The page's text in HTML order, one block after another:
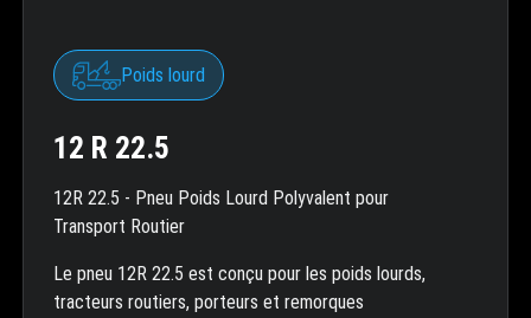
Poids lourd
12 R 22.5
12R 22.5 - Pneu Poids Lourd Polyvalent pour
Transport Routier
Le pneu 12R 22.5 est conçu pour les poids lourds,
tracteurs routiers, porteurs et remorques